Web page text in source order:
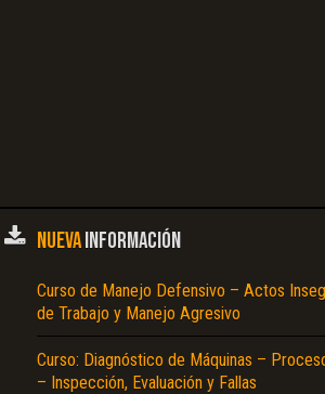
NUEVAINFORMACIÓN
Curso de Manejo Defensivo – Actos
de Trabajo y Manejo Agresivo
Curso: Diagnóstico de Máquinas –
– Inspección, Evaluación y Fallas